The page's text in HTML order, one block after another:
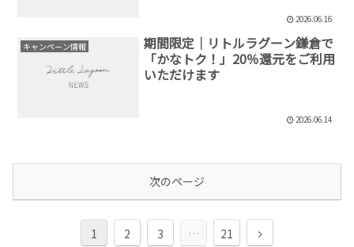
2026.06.16
キャンペーン情報
期間限定│リトルラグーン鎌倉で
「かなトク！」20％還元をご利用
いただけます
2026.06.14
次のページ
1 2 3 … 21
次